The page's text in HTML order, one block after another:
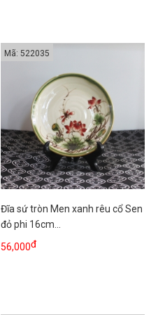
Đĩa sứ tròn Men xanh rêu cổ Sen
đỏ phi 16cm...
56,000đ
Mã: 522035